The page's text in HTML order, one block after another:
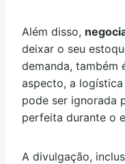
Além disso,
deixar o seu
demanda, também
aspecto, a
pode ser ignorada
perfeita durante o
A divulgação,